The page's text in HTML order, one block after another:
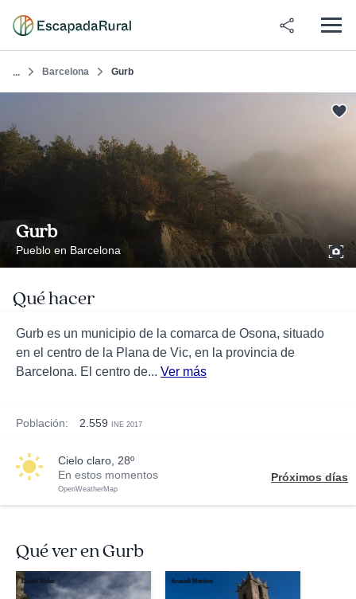
... Barcelona Gurb
Gurb
Pueblo en Barcelona
Qué hacer
Gurb es un municipio de la comarca de Osona, situado
en el centro de la Plana de Vic, en la provincia de
Barcelona. El centro de... Ver más
Población: 2.559 INE 2017
cielo claro, 28º
En estos momentos
OpenWeatherMap
Próximos días
Qué ver en Gurb
David Soler Araceli Merino